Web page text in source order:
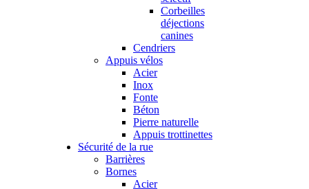
Corbeilles
déjections
canines
Cendriers
Appuis vélos
Acier
Inox
Fonte
Béton
Pierre naturelle
Appuis trottinettes
Sécurité de la rue
Barrières
Bornes
Acier